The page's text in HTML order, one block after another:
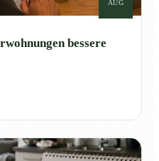
AUG
bessere